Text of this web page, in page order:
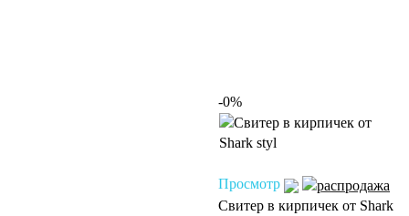
-0%
Просмотр
Свитер в кирпичек от Shark